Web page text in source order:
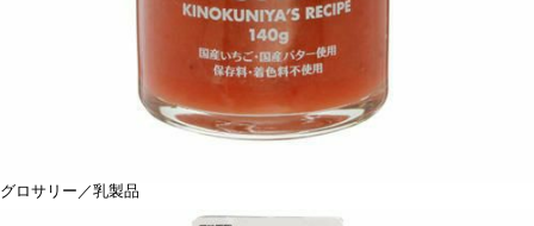
グロサリー／乳製品